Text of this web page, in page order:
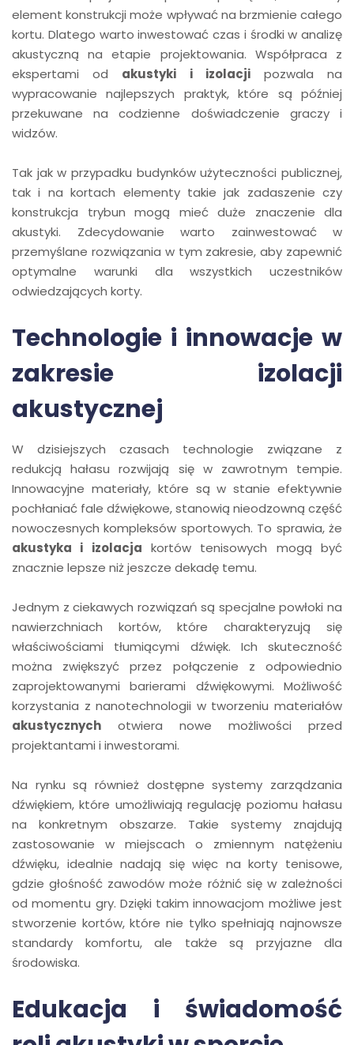
element konstrukcji może wpływać na brzmienie całego
kortu. Dlatego warto inwestować czas i środki w analizę
akustyczną na etapie projektowania. Współpraca z
ekspertami od akustyki i izolacjipozwala na
wypracowanie najlepszych praktyk, które są później
przekuwane na codzienne doświadczenie graczy i
widzów.
Tak jak w przypadku budynków użyteczności publicznej,
tak i na kortach elementy takie jak zadaszenie czy
konstrukcja trybun mogą mieć duże znaczenie dla
akustyki. Zdecydowanie warto zainwestować w
przemyślane rozwiązania w tym zakresie, aby zapewnić
optymalne warunki dla wszystkich uczestników
odwiedzających korty.
Technologie i innowacje w
zakresie izolacji
akustycznej
W dzisiejszych czasach technologie związane z
redukcją hałasu rozwijają się w zawrotnym tempie.
Innowacyjne materiały, które są w stanie efektywnie
pochłaniać fale dźwiękowe, stanowią nieodzowną część
nowoczesnych kompleksów sportowych. To sprawia, że
akustyka i izolacja kortów tenisowych mogą być
znacznie lepsze niż jeszcze dekadę temu.
Jednym z ciekawych rozwiązań są specjalne powłoki na
nawierzchniach kortów, które charakteryzują się
właściwościami tłumiącymi dźwięk. Ich skuteczność
można zwiększyć przez połączenie z odpowiednio
zaprojektowanymi barierami dźwiękowymi. Możliwość
korzystania z nanotechnologii w tworzeniu materiałów
akustycznych otwiera nowe możliwości przed
projektantami i inwestorami.
Na rynku są również dostępne systemy zarządzania
dźwiękiem, które umożliwiają regulację poziomu hałasu
na konkretnym obszarze. Takie systemy znajdują
zastosowanie w miejscach o zmiennym natężeniu
dźwięku, idealnie nadają się więc na korty tenisowe,
gdzie głośność zawodów może różnić się w zależności
od momentu gry. Dzięki takim innowacjom możliwe jest
stworzenie kortów, które nie tylko spełniają najnowsze
standardy komfortu, ale także są przyjazne dla
środowiska.
Edukacja i świadomość